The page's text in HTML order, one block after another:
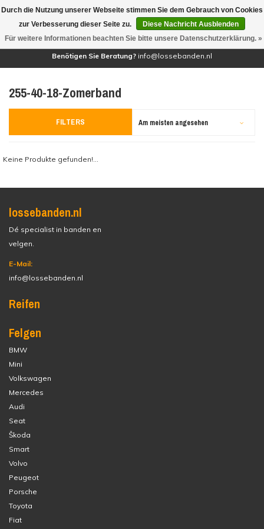
(0)
Benötigen Sie Beratung? info@lossebanden.nl
255-40-18-Zomerband
FILTERS Am meisten angesehen
Keine Produkte gefunden!...
lossebanden.nl
Dé specialist in banden en
velgen.
E-Mail:
info@lossebanden.nl
Reifen
Felgen
BMW
Mini
Volkswagen
Mercedes
Audi
Seat
Škoda
Smart
Volvo
Peugeot
Porsche
Toyota
Fiat
Durch die Nutzung unserer Webseite stimmen Sie dem Gebrauch von Cookies
zur Verbesserung dieser Seite zu.
Diese Nachricht Ausblenden
Für weitere Informationen beachten Sie bitte unsere Datenschutzerklärung. »